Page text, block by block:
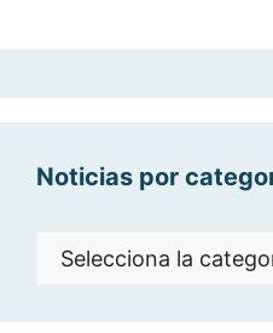
Noticias por
Noticias